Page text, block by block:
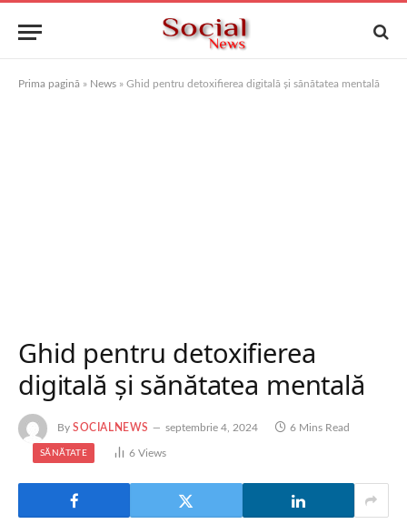
Prima pagină » News » Ghid pentru detoxifierea digitală și sănătatea mentală
Ghid pentru detoxifierea
digitală și sănătatea mentală
By SOCIALNEWS septembrie 4, 2024 6 Mins Read
SĂNĂTATE 6Views